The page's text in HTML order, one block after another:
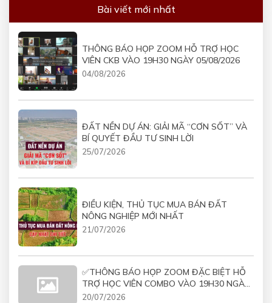
Bài viết mới nhất
THÔNG BÁO HỌP ZOOM HỖ TRỢ HỌC
VIÊN CKB VÀO 19H30 NGÀY 05/08/2026
04/08/2026
ĐẤT NỀN DỰ ÁN: GIẢI MÃ “CƠN SỐT” VÀ
BÍ QUYẾT ĐẦU TƯ SINH LỜI
25/07/2026
ĐIỀU KIỆN, THỦ TỤC MUA BÁN ĐẤT
NÔNG NGHIỆP MỚI NHẤT
21/07/2026
✅THÔNG BÁO HỌP ZOOM ĐẶC BIỆT HỖ
TRỢ HỌC VIÊN COMBO VÀO 19H30 NGÀY
21/07/2026
20/07/2026